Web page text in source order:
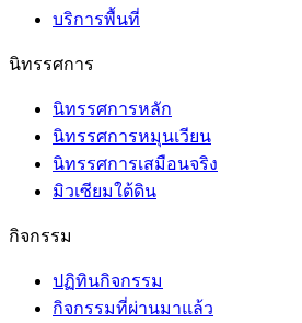
นิทรรศการหมุนเวียน
นิทรรศการเสมือนจริง
มิวเซียมใต้ดิน
กิจกรรมที่ผ่านมาแล้ว